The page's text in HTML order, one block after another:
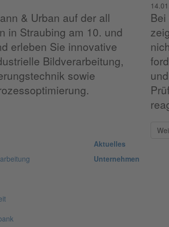
& Urban auf der all
in Straubing am 10. und
erleben Sie innovative
Bildverarbeitung,
sowie
Aktuelles
Unternehmen